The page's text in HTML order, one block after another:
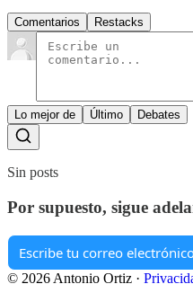
Comentarios Restacks
Lo mejor de Último Debates
Sin posts
Por supuesto, sigue
© 2026 Antonio Ortiz ·